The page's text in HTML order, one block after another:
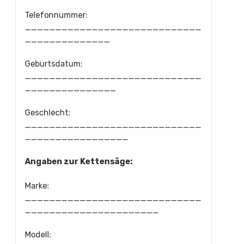
Telefonnummer:
Geburtsdatum:
Geschlecht:
Angaben zur Kettensäge:
Marke:
Modell: